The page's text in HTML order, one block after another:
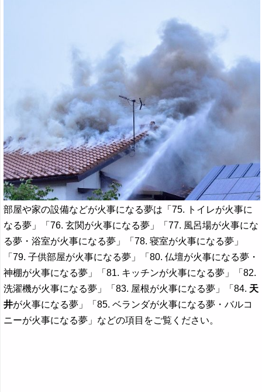
部屋や家の設備などが火事になる夢は「75. トイレが火事に
なる夢」「76. 玄関が火事になる夢」「77. 風呂場が火事にな
る夢・浴室が火事になる夢」「78. 寝室が火事になる夢」
「79. 子供部屋が火事になる夢」「80. 仏壇が火事になる夢・
神棚が火事になる夢」「81. キッチンが火事になる夢」「82.
洗濯機が火事になる夢」「83. 屋根が火事になる夢」「84. 天
井が火事になる夢」「85. ベランダが火事になる夢・バルコ
ニーが火事になる夢」などの項目をご覧ください。